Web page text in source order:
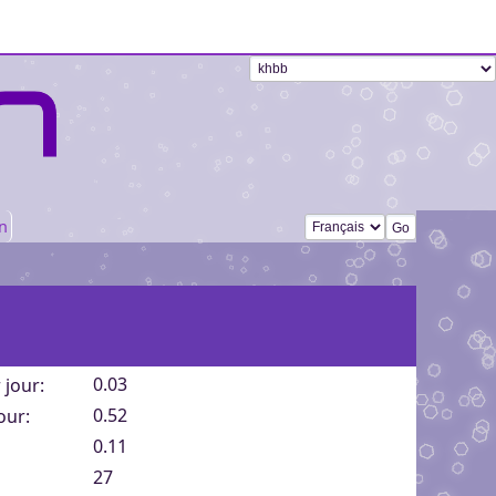
Changer de langue
jour:
0.03
0.52
0.11
27